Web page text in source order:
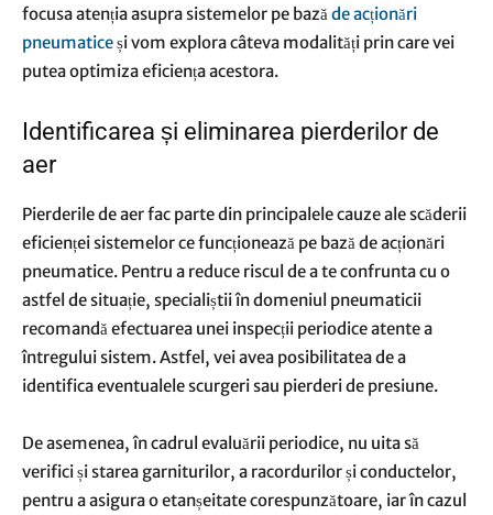
focusa atenția asupra sistemelor pe bazăde acționări
pneumaticeși vom explora câteva modalități prin care vei
putea optimiza eficiența acestora.
Identificarea și eliminarea pierderilor de
aer
Pierderile de aer fac parte din principalele cauze ale scăderii
eficienței sistemelor ce funcționează pe bază de acționări
pneumatice. Pentru a reduce riscul de a te confrunta cu o
astfel de situație, specialiștii în domeniul pneumaticii
recomandă efectuarea unei inspecții periodice atente a
întregului sistem. Astfel, vei avea posibilitatea de a
identifica eventualele scurgeri sau pierderi de presiune.
De asemenea, în cadrul evaluării periodice, nu uita să
verifici și starea garniturilor, a racordurilor și conductelor,
pentru a asigura o etanșeitate corespunzătoare, iar în cazul